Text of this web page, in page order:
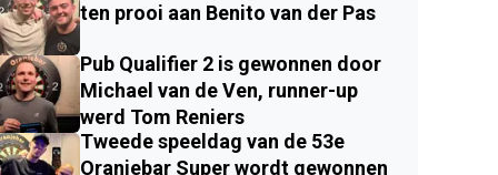
ten prooi aan Benito van der Pas
Pub Qualifier 2 is gewonnen door
Michael van de Ven, runner-up
werd Tom Reniers
Tweede speeldag van de 53e
Oranjebar Super wordt gewonnen